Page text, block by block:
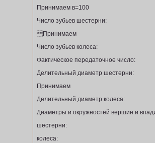
Принимаем в=100
Число зубьев шестерни:
Принимаем
Число зубьев колеса:
Фактическое передаточное число:
Делительный диаметр шестерни:
Принимаем
Делительный диаметр колеса:
Диаметры и окружностей вершин и
шестерни:
колеса: